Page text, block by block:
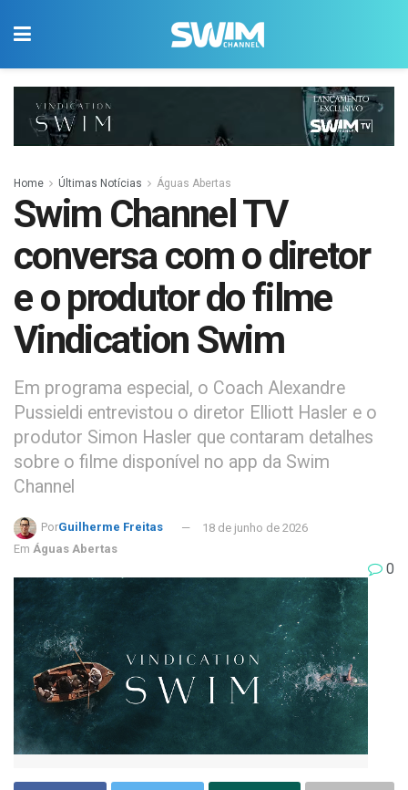
Home Últimas Notícias Águas Abertas
Swim Channel TV
conversa com o diretor
e o produtor do filme
Vindication Swim
Em programa especial, o Coach Alexandre
Pussieldi entrevistou o diretor Elliott Hasler e o
produtor Simon Hasler que contaram detalhes
sobre o filme disponível no app da Swim
Channel
PorGuilherme Freitas
18 de junho de 2026
Em Águas Abertas
0